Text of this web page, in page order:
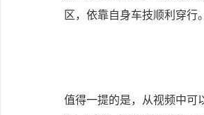
区，依靠自身车技顺利穿行
值得一提的是，从视频中可